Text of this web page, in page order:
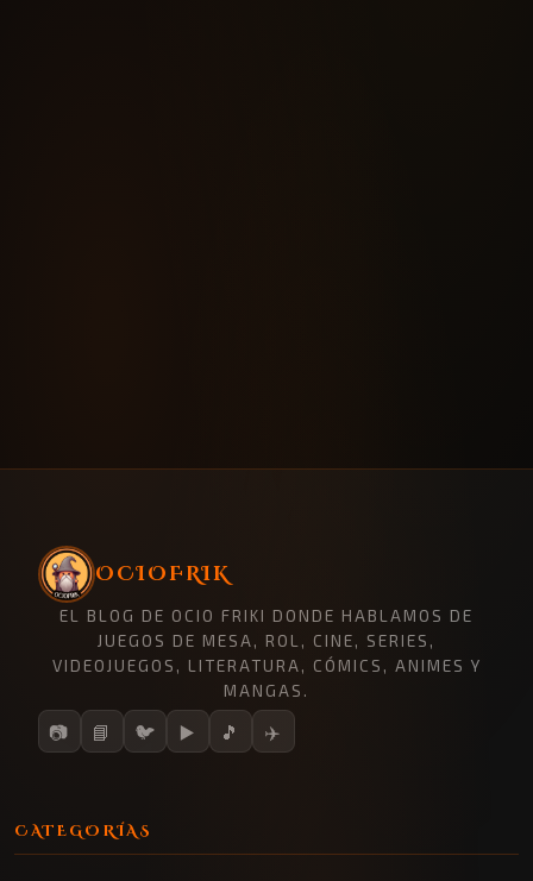
OCIOFRIK
EL BLOG DE OCIO FRIKI DONDE HABLAMOS DE
JUEGOS DE MESA, ROL, CINE, SERIES,
VIDEOJUEGOS, LITERATURA, CÓMICS, ANIMES Y
MANGAS.
📷 📘 🐦 ▶️ 🎵 ✈️
CATEGORÍAS